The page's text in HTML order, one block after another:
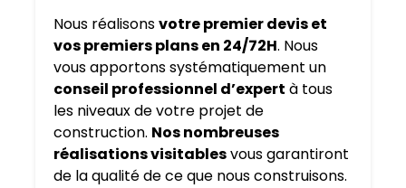
Nous réalisonsvotre premier devis et
vos premiers plans en 24/72H. Nous
vous apportons systématiquement un
conseil professionnel d’expert à tous
les niveaux de votre projet de
construction. Nos nombreuses
réalisations visitablesvous garantiront
de la qualité de ce que nous construisons.